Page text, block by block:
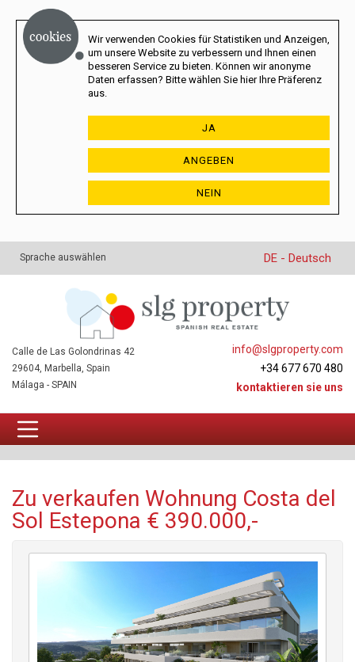
Wir verwenden Cookies für Statistiken und Anzeigen,
um unsere Website zu verbessern und Ihnen einen
besseren Service zu bieten. Können wir anonyme
Daten erfassen? Bitte wählen Sie hier Ihre Präferenz
aus.
JA
ANGEBEN
NEIN
Sprache auswählen DE - Deutsch
info@slgproperty.com
+34 677 670 480
kontaktieren sie uns
Calle de Las Golondrinas 42
29604, Marbella, Spain
Málaga - SPAIN
Zu verkaufen Wohnung Costa del
Sol Estepona € 390.000,-